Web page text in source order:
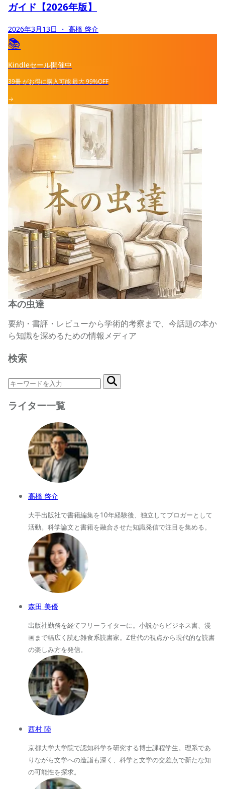
ガイド【2026年版】
2026年3月13日 ・ 高橋 啓介
📚
Kindleセール開催中
39冊がお得に購入可能最大99%OFF
→
本の虫達
要約・書評・レビューから学術的考察まで、今話題の本か
ら知識を深めるための情報メディア
検索
ライター一覧
高橋 啓介
大手出版社で書籍編集を10年経験後、独立してブロガーとして
活動。科学論文と書籍を融合させた知識発信で注目を集める。
森田 美優
出版社勤務を経てフリーライターに。小説からビジネス書、漫
画まで幅広く読む雑食系読書家。Z世代の視点から現代的な読書
の楽しみ方を発信。
西村 陸
京都大学大学院で認知科学を研究する博士課程学生。理系であ
りながら文学への造詣も深く、科学と文学の交差点で新たな知
の可能性を探求。